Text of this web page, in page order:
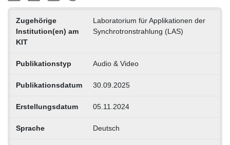
Zugehörige
Institution(en) am
KIT
Laboratorium für Applikationen der
Synchrotronstrahlung (LAS)
Publikationstyp Audio & Video
Publikationsdatum 30.09.2025
Erstellungsdatum 05.11.2024
Sprache Deutsch